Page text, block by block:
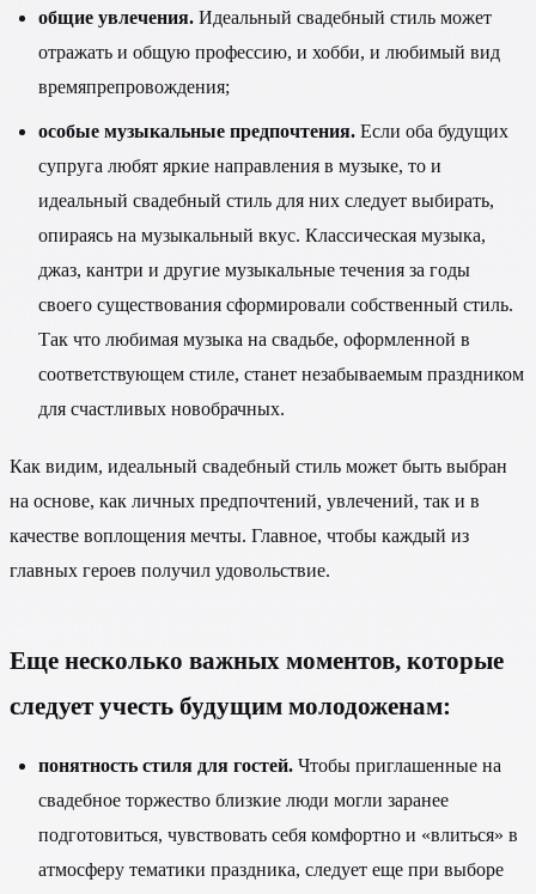
общие увлечения. Идеальный свадебный стиль может
отражать и общую профессию, и хобби, и любимый вид
времяпрепровождения;
особые музыкальные предпочтения. Если оба будущих
супруга любят яркие направления в музыке, то и
идеальный свадебный стиль для них следует выбирать,
опираясь на музыкальный вкус. Классическая музыка,
джаз, кантри и другие музыкальные течения за годы
своего существования сформировали собственный стиль.
Так что любимая музыка на свадьбе, оформленной в
соответствующем стиле, станет незабываемым праздником
для счастливых новобрачных.
Как видим, идеальный свадебный стиль может быть выбран
на основе, как личных предпочтений, увлечений, так и в
качестве воплощения мечты. Главное, чтобы каждый из
главных героев получил удовольствие.
Еще несколько важных моментов, которые
следует учесть будущим молодоженам:
понятность стиля для гостей. Чтобы приглашенные на
свадебное торжество близкие люди могли заранее
подготовиться, чувствовать себя комфортно и «влиться» в
атмосферу тематики праздника, следует еще при выборе